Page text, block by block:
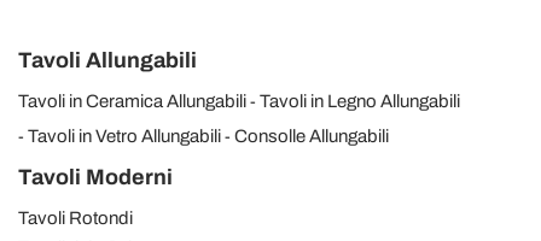
Tavoli Allungabili
Tavoli in Ceramica Allungabili
Tavoli in Legno Allungabili
Tavoli in Vetro Allungabili
Consolle Allungabili
Tavoli Moderni
Tavoli Rotondi